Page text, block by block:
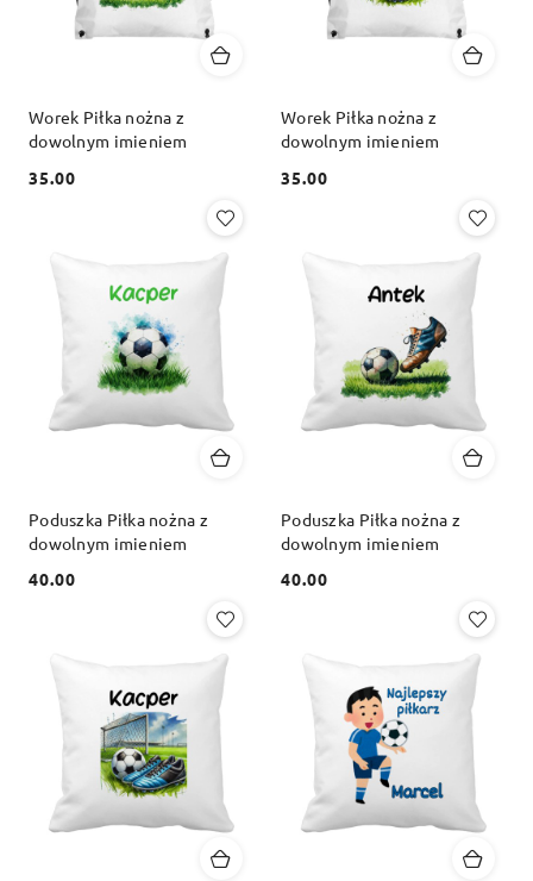
Worek Piłka nożna z
dowolnym imieniem
Cena:
35.00
Worek Piłka nożna z
dowolnym imieniem
Cena:
35.00
Poduszka Piłka nożna z
dowolnym imieniem
Cena:
40.00
Poduszka Piłka nożna z
dowolnym imieniem
Cena:
40.00